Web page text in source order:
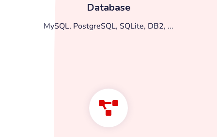
Database
MySQL, PostgreSQL, SQLite, DB2, ...